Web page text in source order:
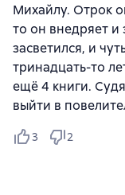
Михайлу. Отрок
то он внедряет и
засветился, и
тринадцать-то
ещё 4 книги.
выйти в
3 2